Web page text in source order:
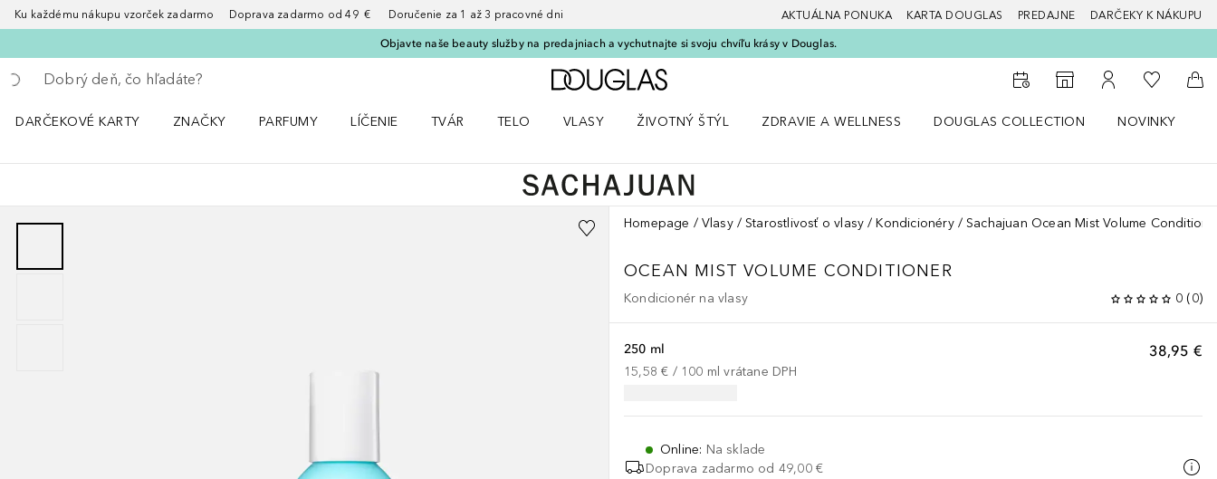
Ku každému nákupu vzorček zadarmo Doprava zadarmo od 49 € Doručenie za 1 až 3 pracovné dni AKTUÁLNA PONUKA KARTA DOUGLAS PREDAJNE DARČEKY K NÁKUPU
Objavte naše beauty služby na predajniach a vychutnajte si svoju chvíľu krásy v Douglas.
Choď späť
Vykonajte vyhľadávanie
Domov
Do vyhľadávača predajní
Do môjho účtu
Do môjho
Do
DARČEKOVÉ KARTY
ZNAČKY
PARFUMY
LÍČENIE
TVÁR
TELO
VLASY
ŽIVOTNÝ ŠTÝL
ZDRAVIE A WELLNESS
DOUGLAS COLLECTION
NOVINKY
Homepage Vlasy Starostlivosť o vlasy Kondicionéry Sachajuan Ocean Mist Volume
OCEAN MIST VOLUME CONDITIONER
Kondicionér na vlasy 0 (0)
38,95 €
250 ml
15,58 € / 100 ml vrátane DPH
Online: Na sklade
Doprava zadarmo od 49,00 €